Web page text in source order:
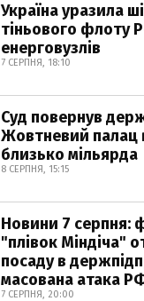
Україна уразила
тіньового флоту
енерговузлів
7 СЕРПНЯ, 18:10
Суд повернув
Жовтневий палац
близько мільярда
8 СЕРПНЯ, 15:15
Новини 7 серпня:
"плівок Міндіча"
посаду в
масована атака
7 СЕРПНЯ, 20:00